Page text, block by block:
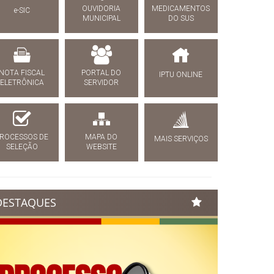
e-SIC
OUVIDORIA
MUNICIPAL
MEDICAMENTOS
DO SUS
FISCAL
ELETRÔNICA
PORTAL DO
SERVIDOR
IPTU ONLINE
DE
SELEÇÃO
MAPA DO
WEBSITE
MAIS SERVIÇOS